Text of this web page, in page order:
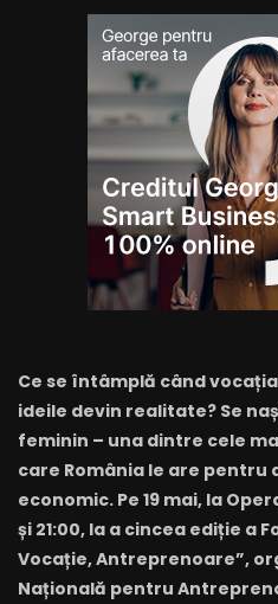
Ce se întâmplă când
ideile devin realitate? Se
feminin – una dintre cele
care România le are
economic. Pe 19 mai, la
și 21:00, la a cincea ediție a
Vocație, Antreprenoare”,
Națională pentru